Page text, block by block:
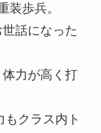
装歩兵。
話になった
力が高く打
クラス内ト